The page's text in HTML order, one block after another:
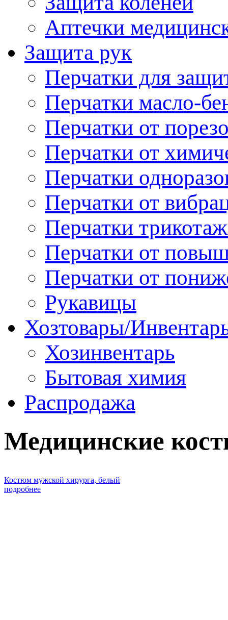
Аптечки
Защита рук
Перчатки для
Перчатки масло-
Перчатки от
Перчатки от
Перчатки
Перчатки от
Перчатки
Перчатки от
Перчатки от
Рукавицы
Хозтовары/
Хозинвентарь
Бытовая химия
Распродажа
Медицинские
Костюм мужской хирурга, белый
подробнее